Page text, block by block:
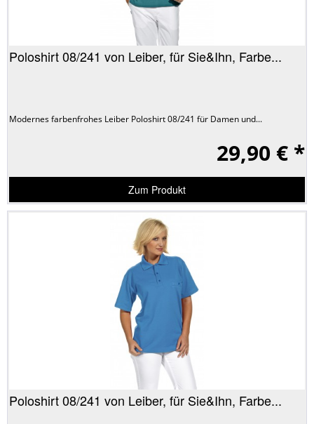
Poloshirt 08/241 von Leiber, für Sie&Ihn, Farbe...
Modernes farbenfrohes Leiber Poloshirt 08/241 für Damen und...
29,90 € *
Zum Produkt
Poloshirt 08/241 von Leiber, für Sie&Ihn, Farbe...